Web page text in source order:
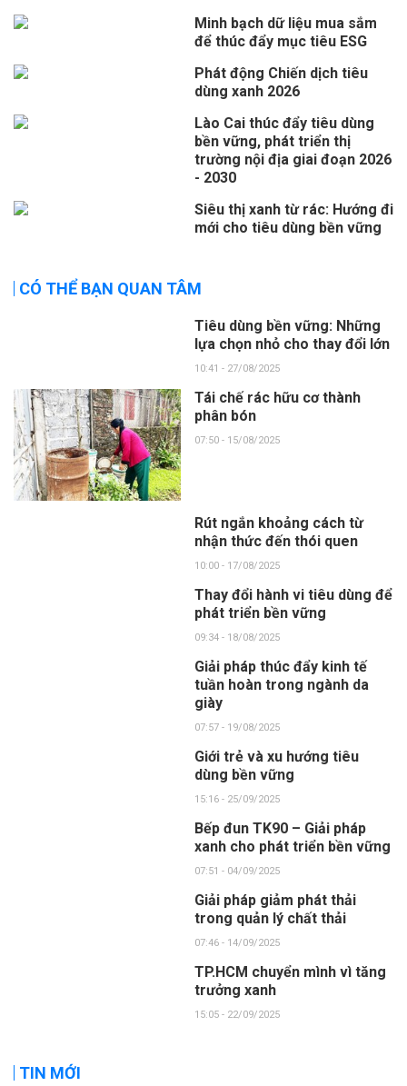
Minh bạch dữ liệu mua sắm
để thúc đẩy mục tiêu ESG
Phát động Chiến dịch tiêu
dùng xanh 2026
Lào Cai thúc đẩy tiêu dùng
bền vững, phát triển thị
trường nội địa giai đoạn 2026
- 2030
Siêu thị xanh từ rác: Hướng đi
mới cho tiêu dùng bền vững
CÓ THỂ BẠN QUAN TÂM
Tiêu dùng bền vững: Những
lựa chọn nhỏ cho thay đổi lớn
10:41 - 27/08/2025
Tái chế rác hữu cơ thành
phân bón
07:50 - 15/08/2025
Rút ngắn khoảng cách từ
nhận thức đến thói quen
10:00 - 17/08/2025
Thay đổi hành vi tiêu dùng để
phát triển bền vững
09:34 - 18/08/2025
Giải pháp thúc đẩy kinh tế
tuần hoàn trong ngành da
giày
07:57 - 19/08/2025
Giới trẻ và xu hướng tiêu
dùng bền vững
15:16 - 25/09/2025
Bếp đun TK90 – Giải pháp
xanh cho phát triển bền vững
07:51 - 04/09/2025
Giải pháp giảm phát thải
trong quản lý chất thải
07:46 - 14/09/2025
TP.HCM chuyển mình vì tăng
trưởng xanh
15:05 - 22/09/2025
TIN MỚI